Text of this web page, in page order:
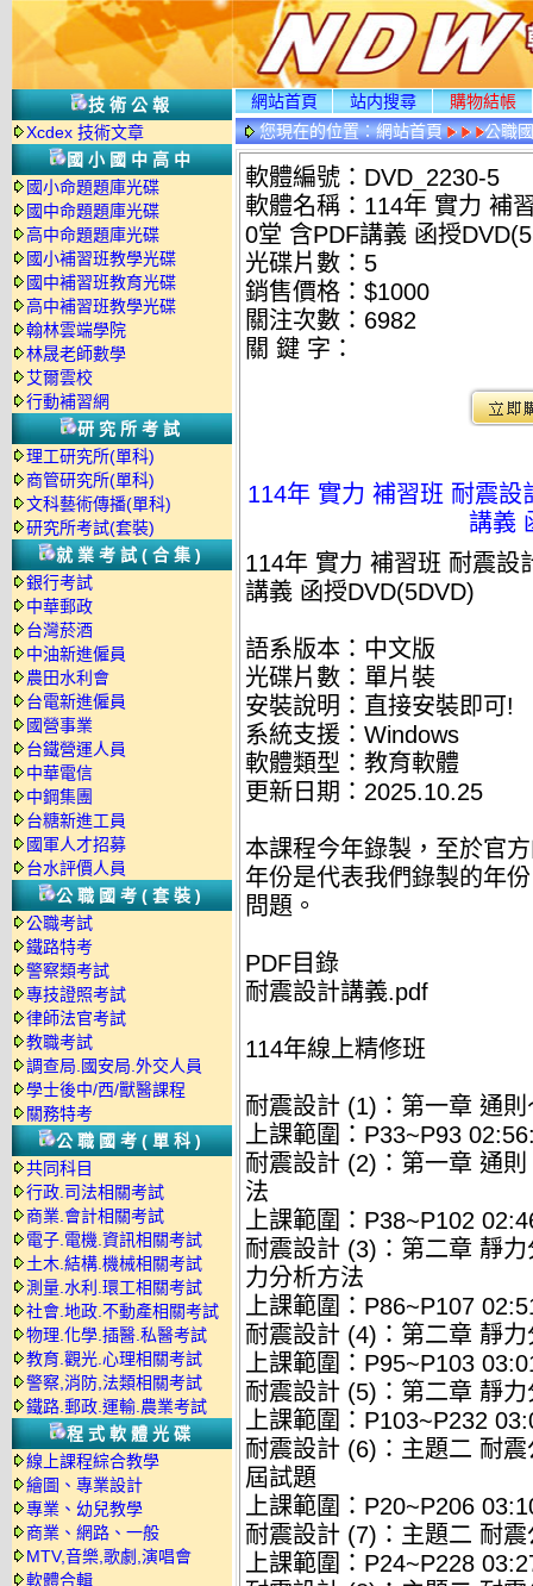
技術公報
Xcdex 技術文章
國小國中高中
國小命題題庫光碟
國中命題題庫光碟
高中命題題庫光碟
國小補習班教學光碟
國中補習班教育光碟
高中補習班教學光碟
翰林雲端學院
林晟老師數學
艾爾雲校
行動補習網
研究所考試
理工研究所(單科)
商管研究所(單科)
文科藝術傳播(單科)
研究所考試(套裝)
就業考試(合集)
銀行考試
中華郵政
台灣菸酒
中油新進僱員
農田水利會
台電新進僱員
國營事業
台鐵營運人員
中華電信
中鋼集團
台糖新進工員
國軍人才招募
台水評價人員
公職國考(套裝)
公職考試
鐵路特考
警察類考試
專技證照考試
律師法官考試
教職考試
調查局.國安局.外交人員
學士後中/西/獸醫課程
關務特考
公職國考(單科)
共同科目
行政.司法相關考試
商業.會計相關考試
電子.電機.資訊相關考試
土木.結構.機械相關考試
測量.水利.環工相關考試
社會.地政.不動產相關考試
物理.化學.插醫.私醫考試
教育.觀光.心理相關考試
警察,消防,法類相關考試
鐵路.郵政.運輸.農業考試
程式軟體光碟
線上課程綜合教學
繪圖、專業設計
專業、幼兒教學
商業、網路、一般
MTV,音樂,歌劇,演唱會
軟體合輯
網站首頁 站内搜尋
購物結帳
您現在的位置：網站首頁
公職
光碟詳情
軟體編號：DVD_2230-5
軟體名稱：114年 實力 補
0堂 含PDF講義 函授
光碟片數：5
銷售價格：$1000
關注次數： 6982
關 鍵 字：
114年 實力 補習班 耐震
講義
114年 實力 補習班 耐震設
講義 函授DVD(5DVD)
語系版本：中文版
光碟片數：單片裝
安裝說明：直接安裝即可!
系統支援：Windows
軟體類型：教育軟體
更新日期：2025.10.25
本課程今年錄製，至於官
年份是代表我們錄製的年
問題。
PDF目錄
耐震設計講義.pdf
114年線上精修班
耐震設計 (1)：第一章 通
上課範圍：P33~P93
耐震設計 (2)：第一章 通
法
上課範圍：P38~P102
耐震設計 (3)：第二章 靜
力分析方法
上課範圍：P86~P107
耐震設計 (4)：第二章 靜
上課範圍：P95~P103
耐震設計 (5)：第二章 靜
上課範圍：P103~P232
耐震設計 (6)：主題二 耐
屆試題
上課範圍：P20~P206
耐震設計 (7)：主題二 耐
上課範圍：P24~P228